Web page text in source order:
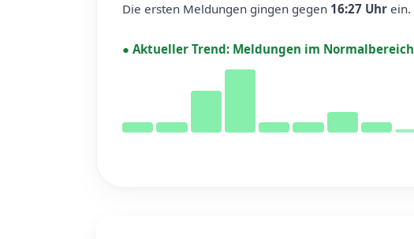
Die ersten Meldungen gingen gegen 16:27 Uhr ein.
● Aktueller Trend: Meldungen im Normalbereich